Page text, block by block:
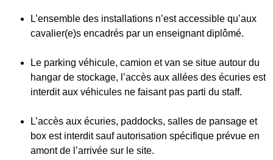
L’ensemble des installations n’est accessible qu’aux
cavalier(e)s encadrés par un enseignant diplômé.
Le parking véhicule, camion et van se situe autour du
hangar de stockage, l’accès aux allées des écuries est
interdit aux véhicules ne faisant pas parti du staff.
L’accès aux écuries, paddocks, salles de pansage et
box est interdit sauf autorisation spécifique prévue en
amont de l’arrivée sur le site.